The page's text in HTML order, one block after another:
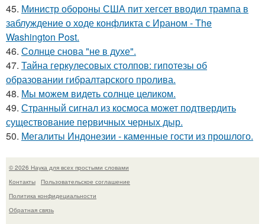
45. Министр обороны США пит хегсет вводил трампа в
заблуждение о ходе конфликта с Ираном - The
Washington Post.
46. Солнце снова "не в духе".
47. Тайна геркулесовых столпов: гипотезы об
образовании гибралтарского пролива.
48. Мы можем видеть солнце целиком.
49. Странный сигнал из космоса может подтвердить
существование первичных черных дыр.
50. Мегалиты Индонезии - каменные гости из прошлого.
© 2026 Наука для всех простыми словами
Контакты
Пользовательское соглашение
Политика конфидециальности
Обратная связь